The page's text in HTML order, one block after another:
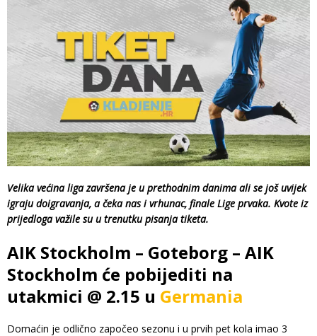
Velika većina liga završena je u prethodnim danima ali se još uvijek
igraju doigravanja, a čeka nas i vrhunac, finale Lige prvaka. Kvote iz
prijedloga važile su u trenutku pisanja tiketa.
AIK Stockholm – Goteborg – AIK
Stockholm će pobijediti na
utakmici @ 2.15 u Germania
Domaćin je odlično započeo sezonu i u prvih pet kola imao 3